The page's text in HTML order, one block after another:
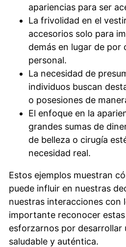
apariencias para ser
La frivolidad en el
accesorios solo para
demás en lugar de por
personal.
La necesidad de
individuos buscan
o posesiones de
El enfoque en la
grandes sumas de
de belleza o cirugía
necesidad real.
Estos ejemplos muestran
puede influir en nuestras
nuestras interacciones con
importante reconocer
esforzarnos por desarrollar
saludable y auténtica.